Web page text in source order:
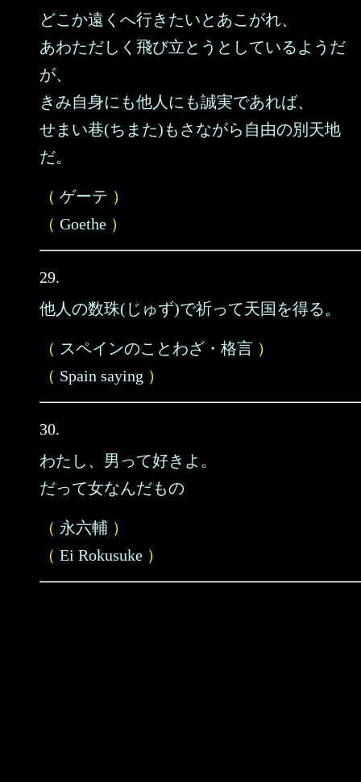
どこか遠くへ行きたいとあこがれ、
あわただしく飛び立とうとしているようだ
が、
きみ自身にも他人にも誠実であれば、
せまい巷(ちまた)もさながら自由の別天地
だ。
（ ゲーテ ）
（ Goethe ）
29.
他人の数珠(じゅず)で祈って天国を得る。
（ スペインのことわざ・格言 ）
（ Spain saying ）
30.
わたし、男って好きよ。
だって女なんだもの
（ 永六輔 ）
（ Ei Rokusuke ）